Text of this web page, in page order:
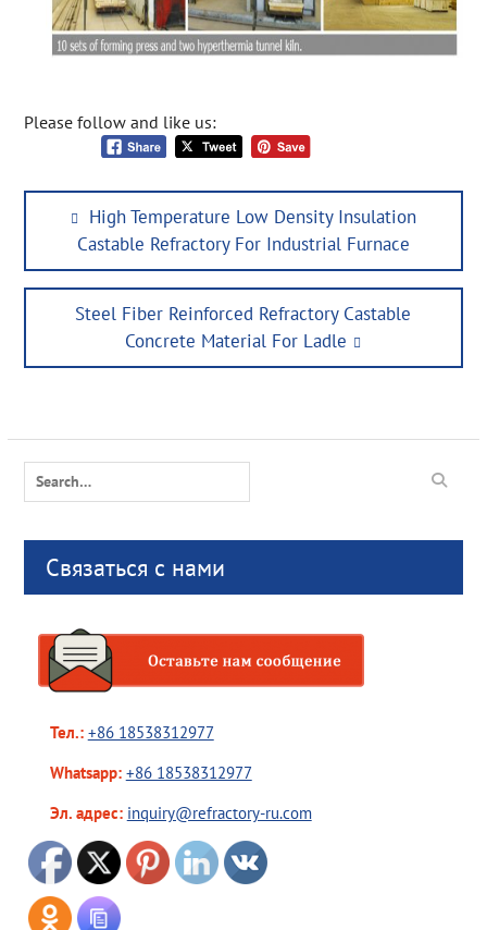
Please follow and like us:
Post
navigation
Previous
post:
High Temperature Low Density Insulation
Castable Refractory For Industrial Furnace
Next
Steel Fiber Reinforced Refractory Castable
Concrete Material For Ladle
Search
Связаться с нами
Тел.: +86 18538312977
Whatsapp: +86 18538312977
Эл. адрес: inquiry@refractory-ru.com